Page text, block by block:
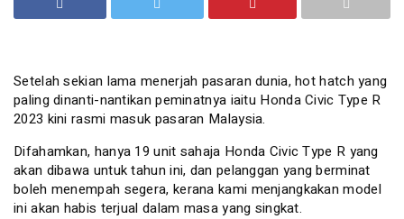
Setelah sekian lama menerjah pasaran dunia, hot hatch yang
paling dinanti-nantikan peminatnya iaitu Honda Civic Type R
2023 kini rasmi masuk pasaran Malaysia.
Difahamkan, hanya 19 unit sahaja Honda Civic Type R yang
akan dibawa untuk tahun ini, dan pelanggan yang berminat
boleh menempah segera, kerana kami menjangkakan model
ini akan habis terjual dalam masa yang singkat.